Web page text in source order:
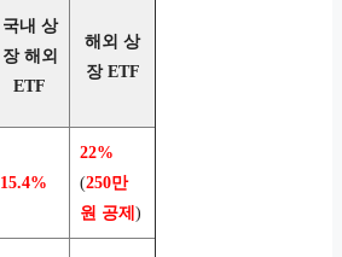
국내 상
장 해외
ETF
해외 상
장 ETF
15.4%
22%
(250만
원 공제 )